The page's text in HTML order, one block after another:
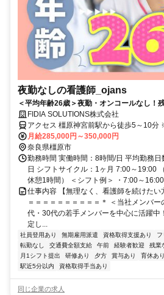
夜勤なしの看護師_ojans
＜平均年齢26歳＞夜勤・オンコールなし！
～・昇給年2回・賞与年2回★初年度は賞与
ンバーが中心に活躍中！当社正社員として
FIDIA SOLUTIONS株式会社
アクセス 橿原神宮前駅から徒歩5～10分
属先を決定致します。
月給285,000円～350,000円
奈良県橿原市
勤務時間 実働時間：8時間/日 平均勤務
日 シフトサイクル：1ヶ月 7:00～19:00
休憩1時間） ＜シフト例＞ ・7:00～
仕事内容 【無理なく、看護師を続けたい
＝＝＝＝＝＝＝＝＝＝＊ ＜当社メンバ
代・30代の若手メンバーを中心に活躍中
定し...
社員登用あり 無期雇用派遣 資格取得支援あり
転勤なし
交通費全額支給 午前 経験者歓迎 残業
月1シフト提出
研修あり 夕方 賞与あり 育休あり
駅近5分以内
資格取得手当あり
同じ企業の求人